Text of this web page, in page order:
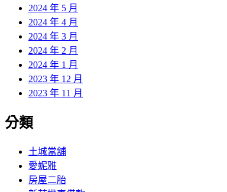
2024 年 5 月
2024 年 4 月
2024 年 3 月
2024 年 2 月
2024 年 1 月
2023 年 12 月
2023 年 11 月
分類
土城當舖
愛妮雅
房屋二胎